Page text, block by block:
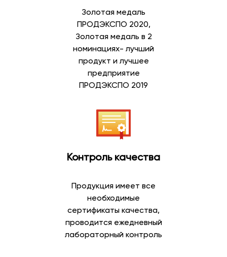
Широкий выбор позволяет подобрать воду в
соответствии с личными предпочтениями и
особенностями потребления.
Артезианская вода
Артезианская вода добывается из глубоких подземных
водоносных горизонтов, защищенных от
грунта. Благодаря естественной фильтрации такая
вода отличается стабильным составом и приятным
Преимущества артезианской воды:
природное происхождение;
добыча из глубоких скважин;
сбалансированный минеральный состав;
возможность ежедневного употребления;
Золотая медаль
ПРОДЭКСПО 2020,
Золотая медаль в 2
номинациях- лучший
продукт и лучшее
предприятие
ПРОДЭКСПО 2019
Контроль качества
Продукция имеет все
необходимые
сертификаты качества,
проводится ежедневный
лабораторный контроль